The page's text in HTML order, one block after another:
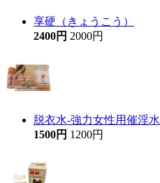
享硬（きょうこう）
2400円 2000円
脱衣水-強力女性用催淫水
1500円 1200円